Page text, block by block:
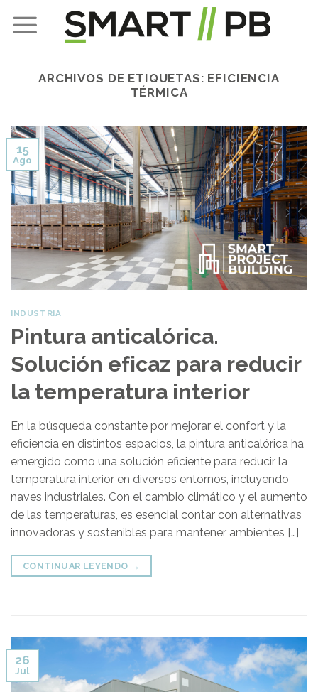
ARCHIVOS DE ETIQUETAS: EFICIENCIA
TÉRMICA
15
Ago
INDUSTRIA
Pintura anticalórica.
Solución eficaz para reducir
la temperatura interior
En la búsqueda constante por mejorar el confort y la
eficiencia en distintos espacios, la pintura anticalórica ha
emergido como una solución eficiente para reducir la
temperatura interior en diversos entornos, incluyendo
naves industriales. Con el cambio climático y el aumento
de las temperaturas, es esencial contar con alternativas
innovadoras y sostenibles para mantener ambientes […]
CONTINUAR LEYENDO →
26
Jul